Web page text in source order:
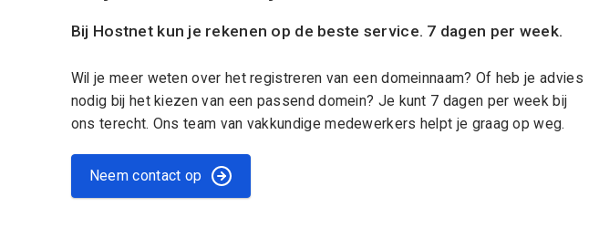
Bij Hostnet kun je rekenen op de beste service. 7 dagen per week.
Wil je meer weten over het registreren van een domeinnaam? Of heb je advies
nodig bij het kiezen van een passend domein? Je kunt 7 dagen per week bij
ons terecht. Ons team van vakkundige medewerkers helpt je graag op weg.
Neem contact op